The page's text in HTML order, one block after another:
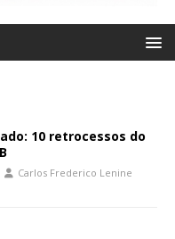
10 retrocessos do
Carlos Frederico Lenine